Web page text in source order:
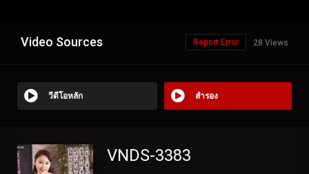
Video Sources 28 Views
Report Error
วีดีโอหลัก สำรอง
VNDS-3383